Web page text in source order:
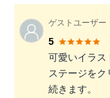
ゲストユーザー
5
可愛いイラス
ステージを
続きます。